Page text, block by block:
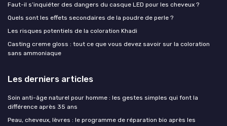
Faut-il s’inquiéter des dangers du casque LED pour les cheveux ?
Quels sont les effets secondaires de la poudre de perle ?
Les risques potentiels de la coloration Khadi
Casting creme gloss : tout ce que vous devez savoir sur la coloration
sans ammoniaque
Les derniers articles
Soin anti-âge naturel pour homme : les gestes simples qui font la
différence après 35 ans
Peau, cheveux, lèvres : le programme de réparation bio après les